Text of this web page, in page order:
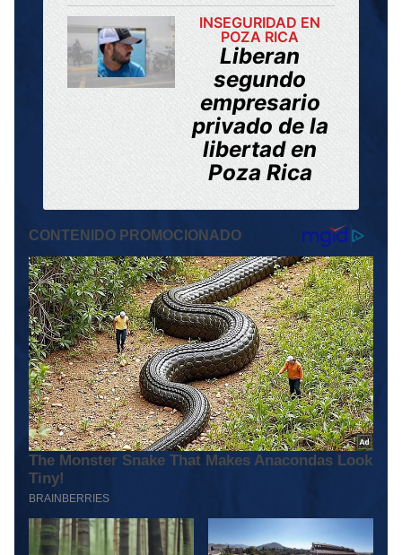
INSEGURIDAD EN
POZA RICA
Liberan
segundo
empresario
privado de la
libertad en
Poza Rica